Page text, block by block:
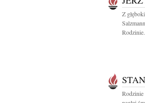
Z
Rodzinie